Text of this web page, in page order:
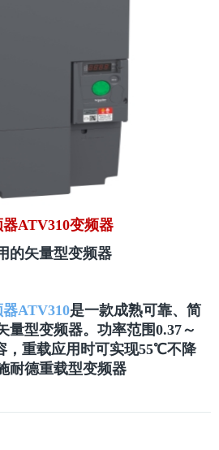
ATV310变频器
的矢量型变频器
ATV310是一款成熟可靠、简
量型变频器。功率范围0.37～
，重载应用时可实现55℃不降
耐德重载型变频器